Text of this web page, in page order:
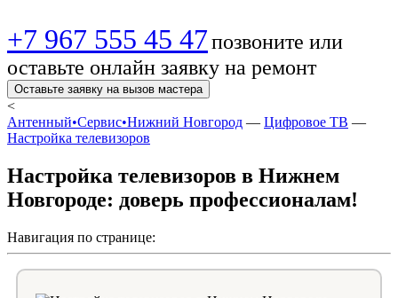
+7 967 555 45 47позвоните или
оставьте онлайн заявку на ремонт
Оставьте заявку на вызов мастера
<
Антенный•Сервис•Нижний Новгород — Цифровое ТВ —
Настройка телевизоров
Настройка телевизоров в Нижнем
Новгороде: доверь профессионалам!
Навигация по странице: